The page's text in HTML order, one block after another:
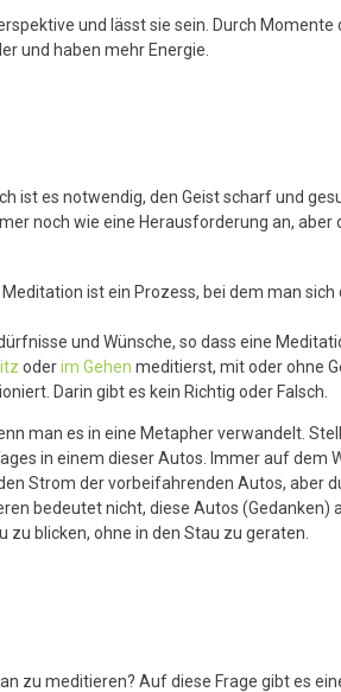
und lässt sie sein. Durch
und haben mehr Energie.
ist es notwendig, den Geist scharf und
noch wie eine Herausforderung an,
ist ein Prozess, bei dem man
und Wünsche, so dass eine
oderim Gehen meditierst, mit oder ohne
Darin gibt es kein Richtig oder Falsch.
man es in eine Metapher verwandelt.
in einem dieser Autos. Immer auf dem
Strom der vorbeifahrenden Autos, aber
bedeutet nicht, diese Autos
blicken, ohne in den Stau zu geraten.
zu meditieren? Auf diese Frage gibt es